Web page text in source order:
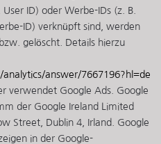
ID) oder Werbe-IDs (z. B.
ID) verknüpft sind, werden
gelöscht. Details hierzu
answer/7667196?hl=de
verwendet Google Ads. Google
der Google Ireland Limited
Street, Dublin 4, Irland. Google
in der Google-